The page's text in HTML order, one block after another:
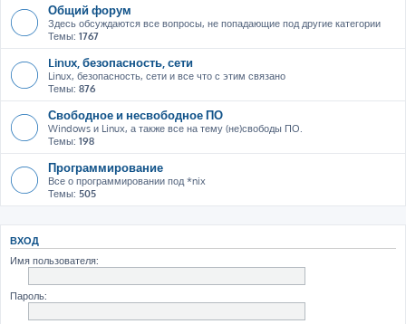
Общий форум
Здесь обсуждаются все вопросы, не попадающие под другие категории
Темы: 1767
Linux, безопасность, сети
Linux, безопасность, сети и все что с этим связано
Темы: 876
Свободное и несвободное ПО
Windows и Linux, а также все на тему (не)свободы ПО.
Темы: 198
Программирование
Все о программировании под *nix
Темы: 505
ВХОД
Имя пользователя:
Пароль: